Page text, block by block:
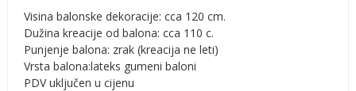
Visina balonske dekoracije: cca 120 cm.
Dužina kreacije od balona: cca 110 c.
Punjenje balona: zrak (kreacija ne leti)
Vrsta balona:lateks gumeni baloni
PDV uključen u cijenu